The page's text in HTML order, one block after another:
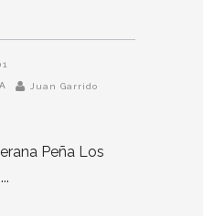
Juan Garrido
Peña Los